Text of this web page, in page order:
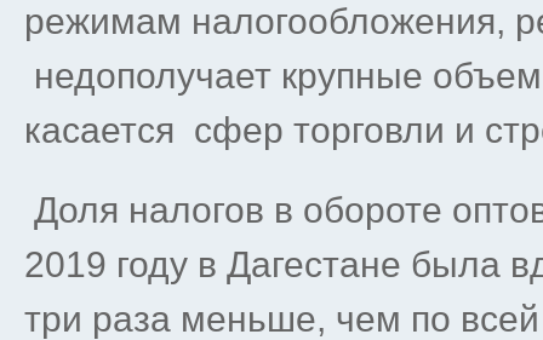
режимам налогообложения,
недополучает крупные
касается сфер торговли и
Доля налогов в обороте
2019 году в Дагестане была
три раза меньше, чем по